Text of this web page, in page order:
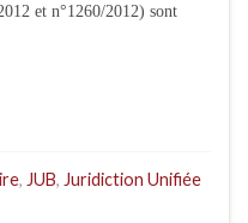
et n°1260/2012) sont
, JUB, Juridiction Unifiée